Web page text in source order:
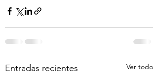
Entradas recientes Ver todo